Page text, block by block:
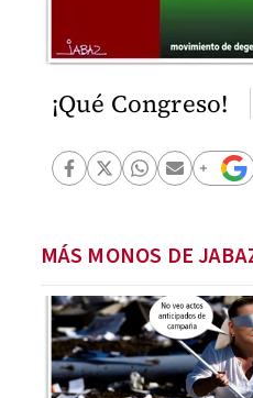
¡Qué Congreso!
MÁS MONOS DE